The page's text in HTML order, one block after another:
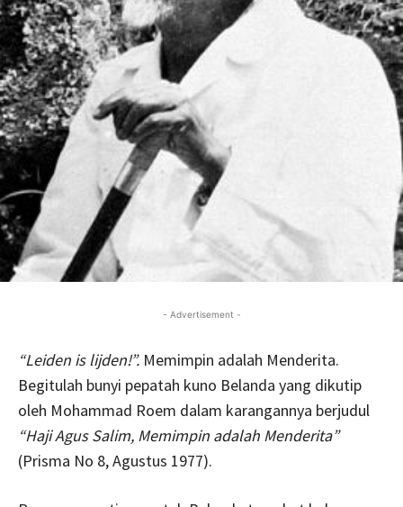
- Advertisement -
“Leiden is lijden!”. Memimpin adalah Menderita.
Begitulah bunyi pepatah kuno Belanda yang dikutip
oleh Mohammad Roem dalam karangannya berjudul
“Haji Agus Salim, Memimpin adalah Menderita”
(Prisma No 8, Agustus 1977).